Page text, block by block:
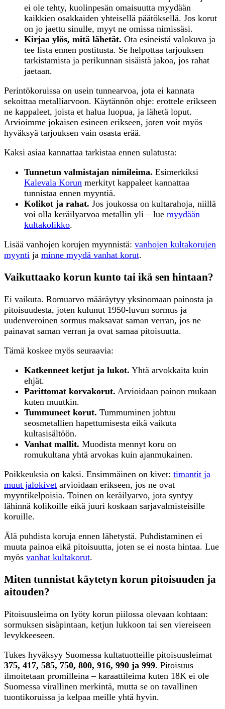
ei ole tehty, kuolinpesän omaisuutta myydään
kaikkien osakkaiden yhteisellä päätöksellä. Jos korut
on jo jaettu sinulle, myyt ne omissa nimissäsi.
Kirjaa ylös, mitä lähetät. Ota esineistä valokuva ja
tee lista ennen postitusta. Se helpottaa tarjouksen
tarkistamista ja perikunnan sisäistä jakoa, jos rahat
jaetaan.
Perintökoruissa on usein tunnearvoa, jota ei kannata
sekoittaa metalliarvoon. Käytännön ohje: erottele erikseen
ne kappaleet, joista et halua luopua, ja lähetä loput.
Arvioimme jokaisen esineen erikseen, joten voit myös
hyväksyä tarjouksen vain osasta erää.
Kaksi asiaa kannattaa tarkistaa ennen sulatusta:
Tunnetun valmistajan nimileima. Esimerkiksi
Kalevala Korun merkityt kappaleet kannattaa
tunnistaa ennen myyntiä.
Kolikot ja rahat. Jos joukossa on kultarahoja, niillä
voi olla keräilyarvoa metallin yli – lue myydään
kultakolikko.
Lisää vanhojen korujen myynnistä: vanhojen kultakorujen
myynti ja minne myydä vanhat korut.
Vaikuttaako korun kunto tai ikä sen hintaan?
Ei vaikuta. Romuarvo määräytyy yksinomaan painosta ja
pitoisuudesta, joten kulunut 1950-luvun sormus ja
uudenveroinen sormus maksavat saman verran, jos ne
painavat saman verran ja ovat samaa pitoisuutta.
Tämä koskee myös seuraavia:
Katkenneet ketjut ja lukot. Yhtä arvokkaita kuin
ehjät.
Parittomat korvakorut. Arvioidaan painon mukaan
kuten muutkin.
Tummuneet korut. Tummuminen johtuu
seosmetallien hapettumisesta eikä vaikuta
kultasisältöön.
Vanhat mallit. Muodista mennyt koru on
romukultana yhtä arvokas kuin ajanmukainen.
Poikkeuksia on kaksi. Ensimmäinen on kivet: timantit ja
muut jalokivet arvioidaan erikseen, jos ne ovat
myyntikelpoisia. Toinen on keräilyarvo, jota syntyy
lähinnä kolikoille eikä juuri koskaan sarjavalmisteisille
koruille.
Älä puhdista koruja ennen lähetystä. Puhdistaminen ei
muuta painoa eikä pitoisuutta, joten se ei nosta hintaa. Lue
myös vanhat kultakorut.
Miten tunnistat käytetyn korun pitoisuuden ja
aitouden?
Pitoisuusleima on lyöty korun piilossa olevaan kohtaan:
sormuksen sisäpintaan, ketjun lukkoon tai sen viereiseen
levykkeeseen.
Tukes hyväksyy Suomessa kultatuotteille pitoisuusleimat
375, 417, 585, 750, 800, 916, 990 ja 999. Pitoisuus
ilmoitetaan promilleina – karaattileima kuten 18K ei ole
Suomessa virallinen merkintä, mutta se on tavallinen
tuontikoruissa ja kelpaa meille yhtä hyvin.